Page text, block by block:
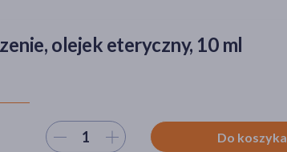
olejek eteryczny, 10 ml
Wybierz ilość Do koszyka